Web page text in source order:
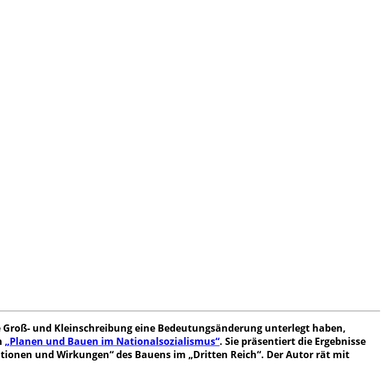
und Kleinschreibung eine Bedeutungsänderung unterlegt haben,
„Planen und Bauen im Nationalsozialismus“. Sie präsentiert die Ergebnisse
und Wirkungen“ des Bauens im „Dritten Reich“. Der Autor rät mit